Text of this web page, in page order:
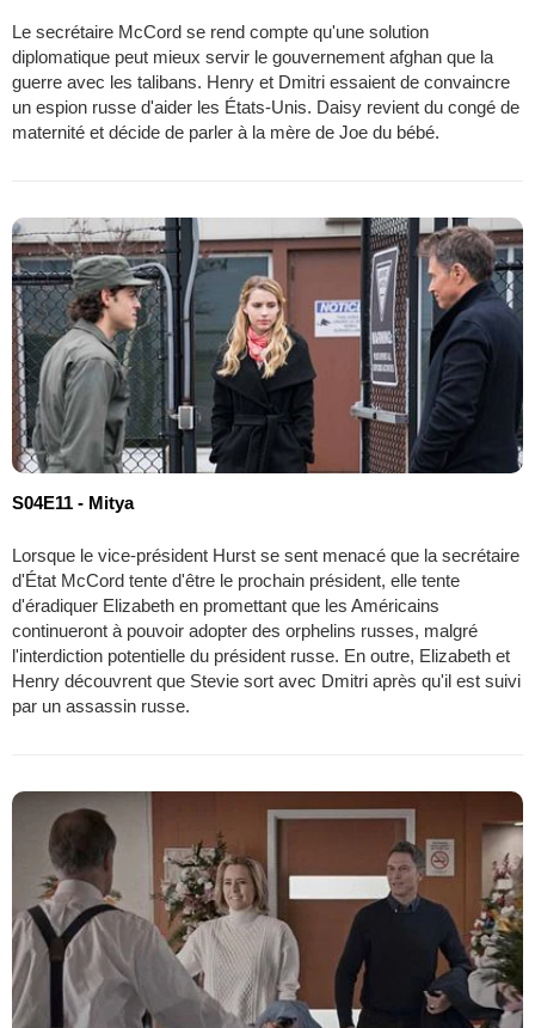
Le secrétaire McCord se rend compte qu'une solution
diplomatique peut mieux servir le gouvernement afghan que la
guerre avec les talibans. Henry et Dmitri essaient de convaincre
un espion russe d'aider les États-Unis. Daisy revient du congé de
maternité et décide de parler à la mère de Joe du bébé.
S04E11 - Mitya
Lorsque le vice-président Hurst se sent menacé que la secrétaire
d'État McCord tente d'être le prochain président, elle tente
d'éradiquer Elizabeth en promettant que les Américains
continueront à pouvoir adopter des orphelins russes, malgré
l'interdiction potentielle du président russe. En outre, Elizabeth et
Henry découvrent que Stevie sort avec Dmitri après qu'il est suivi
par un assassin russe.